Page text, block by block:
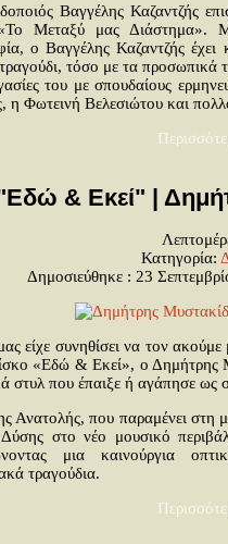
Βαγγέλης Καζαντζής
Μεταξύ μας Διάστημα».
ο Βαγγέλης Καζαντζής
τόσο με τα
του με σπουδαίους
η Φωτεινή Βελεσιώτου και
& Εκεί" |
Κατηγορία:
Δημοσιεύθηκε : 23
είχε συνηθίσει να τον
«Εδώ & Εκεί», ο Δημήτρης
στυλ που έπαιξε ή αγάπησε ως
Ανατολής, που παραμένει στη
στο νέο μουσικό
μια καινούργια
τραγούδια.